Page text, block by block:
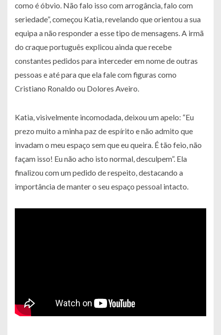
como é óbvio. Não falo isso com arrogância, falo com
seriedade”, começou Katia, revelando que orientou a sua
equipa a não responder a esse tipo de mensagens. A irmã
do craque português explicou ainda que recebe
constantes pedidos para interceder em nome de outras
pessoas e até para que ela fale com figuras como
Cristiano Ronaldo ou Dolores Aveiro.
Katia, visivelmente incomodada, deixou um apelo: “Eu
prezo muito a minha paz de espírito e não admito que
invadam o meu espaço sem que eu queira. É tão feio, não
façam isso! Eu não acho isto normal, desculpem”. Ela
finalizou com um pedido de respeito, destacando a
importância de manter o seu espaço pessoal intacto.